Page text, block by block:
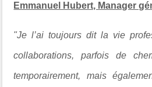
Emmanuel Hubert, Manager
"Je l’ai toujours dit la vie
collaborations, parfois de
temporairement, mais